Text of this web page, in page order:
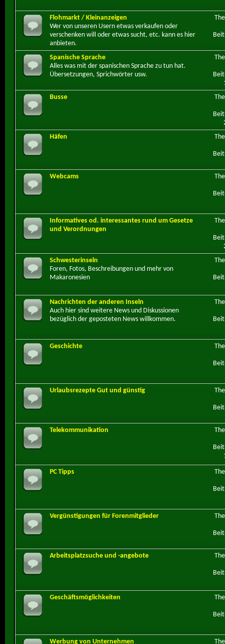
Flohmarkt / Kleinanzeigen
Wer von unseren Usern etwas verkaufen oder
verschenken will oder etwas sucht, etc. kann es hier
anbieten.
Spanische Sprache
Alles was mit der spanischen Sprache zu tun hat.
Übersetzungen, Sprichwörter usw.
Busse
Häfen
Webcams
Informatives od. interessantes rund um Gesetze
und Verordnungen
Schwesterinseln
Foren, Fotos, Beschreibungen und mehr von
Makaronesien
Nachrichten der anderen Inseln
Auch hier sind weitere News und Diskussionen
bezüglich der geposteten News willkommen.
Geschichte
Urlaubsrezepte Gut und günstig
Telekommunikation
PC Tipps
Vergünstigungen für Forenmitglieder
Arbeitsplatzsuche und -angebote
Geschäftsmöglichkeiten
Werbung von Unternehmen